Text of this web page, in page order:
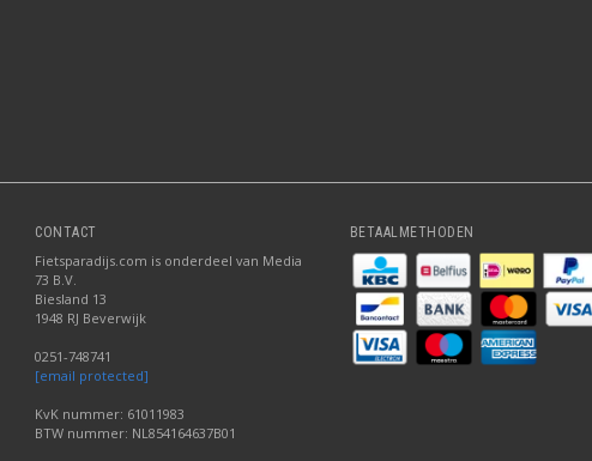
CONTACT
Fietsparadijs.com is onderdeel van Media
73 B.V.
Biesland 13
1948 RJ Beverwijk
0251-748741
[email protected]
KvK nummer: 61011983
BTW nummer: NL854164637B01
BETAALMETHODEN